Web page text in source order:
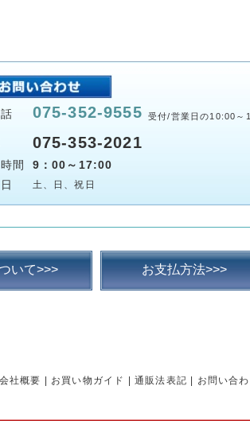
075-352-9555 受付/営業日の10:00～
075-353-2021
間
9：00～17:00
土、日、祝日
いて>>> お支払方法>>>
会社概要 お買い物ガイド 通販法表記 お問い合